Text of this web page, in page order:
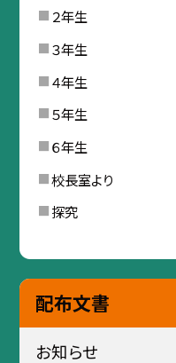
２年生
３年生
４年生
５年生
６年生
校長室より
探究
配布文書
お知らせ